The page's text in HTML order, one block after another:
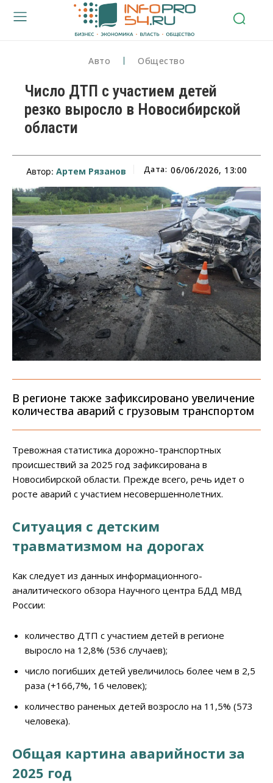
Авто Общество
Число ДТП с участием детей
резко выросло в Новосибирской
области
Автор: Артем Рязанов Дата: 06/06/2026, 13:00
В регионе также зафиксировано увеличение
количества аварий с грузовым транспортом
Тревожная статистика дорожно-транспортных
происшествий за 2025 год зафиксирована в
Новосибирской области. Прежде всего, речь идет о
росте аварий с участием несовершеннолетних.
Ситуация с детским
травматизмом на дорогах
Как следует из данных информационного-
аналитического обзора Научного центра БДД МВД
России:
количество ДТП с участием детей в регионе
выросло на 12,8% (536 случаев);
число погибших детей увеличилось более чем в 2,5
раза (+166,7%, 16 человек);
количество раненых детей возросло на 11,5% (573
человека).
Общая картина аварийности за
2025 год